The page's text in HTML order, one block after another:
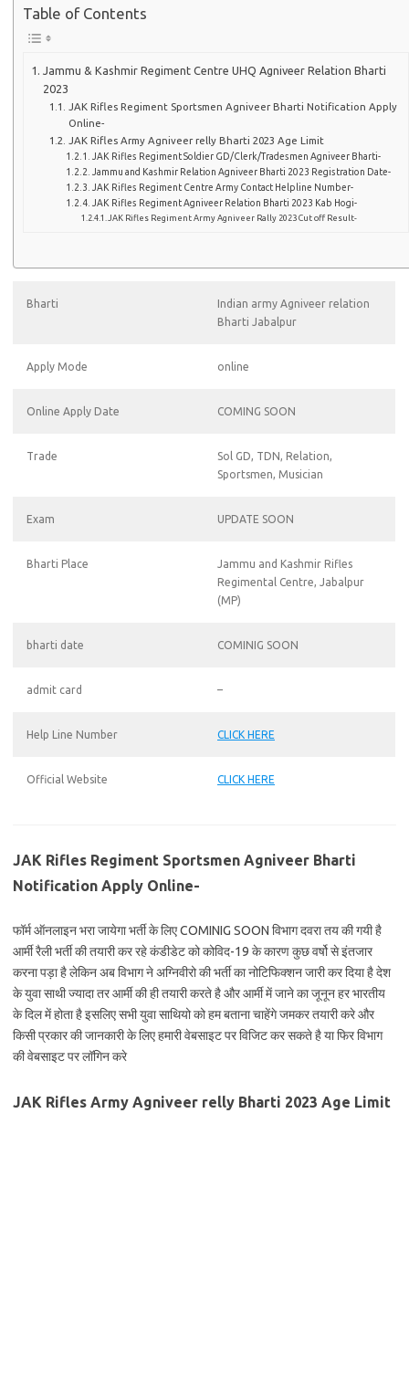
Table of Contents
Jammu & Kashmir Regiment Centre UHQ Agniveer Relation Bharti
2023
JAK Rifles Regiment Sportsmen Agniveer Bharti Notification Apply
Online-
JAK Rifles Army Agniveer relly Bharti 2023 Age Limit
JAK Rifles Regiment Soldier GD/Clerk/Tradesmen Agniveer Bharti-
Jammu and Kashmir Relation Agniveer Bharti 2023 Registration Date-
JAK Rifles Regiment Centre Army Contact Helpline Number-
JAK Rifles Regiment Agniveer Relation Bharti 2023 Kab Hogi-
JAK Rifles Regiment Army Agniveer Rally 2023 Cut off Result-
Bharti
Indian army Agniveer relation
Bharti Jabalpur
Apply Mode online
Online Apply Date COMING SOON
Trade
Sol GD, TDN, Relation,
Sportsmen, Musician
Exam UPDATE SOON
Bharti Place
Jammu and Kashmir Rifles
Regimental Centre, Jabalpur
(MP)
bharti date COMINIG SOON
admit card –
Help Line Number CLICK HERE
Official Website CLICK HERE
JAK Rifles Regiment Sportsmen Agniveer Bharti
Notification Apply Online-
फॉर्म ऑनलाइन भरा जायेगा भर्ती के लिए COMINIG SOON विभाग दवरा तय की गयी है
आर्मी रैली भर्ती की तयारी कर रहे कंडीडेट को कोविद-19 के कारण कुछ वर्षो से इंतजार
करना पड़ा है लेकिन अब विभाग ने अग्निवीरो की भर्ती का नोटिफिक्शन जारी कर दिया है देश
के युवा साथी ज्यादा तर आर्मी की ही तयारी करते है और आर्मी में जाने का जूनून हर भारतीय
के दिल में होता है इसलिए सभी युवा साथियो को हम बताना चाहेंगे जमकर तयारी करे और
किसी प्रकार की जानकारी के लिए हमारी वेबसाइट पर विजिट कर सकते है या फिर विभाग
की वेबसाइट पर लॉगिन करे
JAK Rifles Army Agniveer relly Bharti 2023 Age Limit